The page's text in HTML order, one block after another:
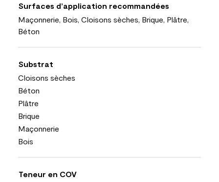
Surfaces d’application recommandées
Maçonnerie, Bois, Cloisons sèches, Brique, Plâtre,
Béton
Substrat
Cloisons sèches
Béton
Plâtre
Brique
Maçonnerie
Bois
Teneur en COV